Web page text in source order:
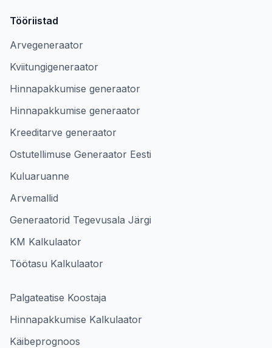
Tööriistad
Arvegeneraator
Kviitungigeneraator
Hinnapakkumise generaator
Hinnapakkumise generaator
Kreeditarve generaator
Ostutellimuse Generaator Eesti
Kuluaruanne
Arvemallid
Generaatorid Tegevusala Järgi
KM Kalkulaator
Töötasu Kalkulaator
Palgateatise Koostaja
Hinnapakkumise Kalkulaator
Käibeprognoos